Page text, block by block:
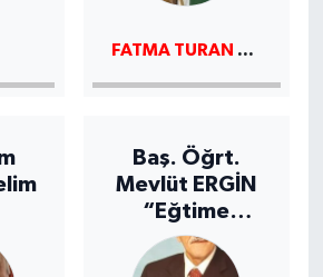
FATMA TURAN KARADENIZ
Baş. Öğrt.
Mevlüt ERGİN
“Eğtime
Adanmış,Kökte
n Geleneğe